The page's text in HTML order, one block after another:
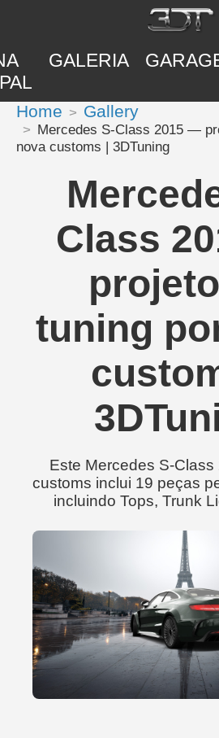
GALERIA
Home Gallery
Mercedes S-Class 2015 —
nova customs | 3DTuning
Class
tuning
Este Mercedes S-
customs inclui 19 peças
incluindo Tops, Trunk